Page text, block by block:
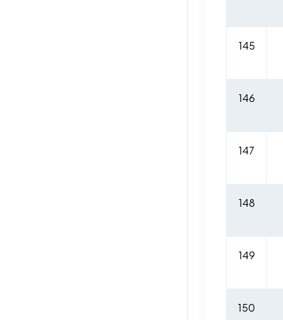
145
146
147
148
149
150